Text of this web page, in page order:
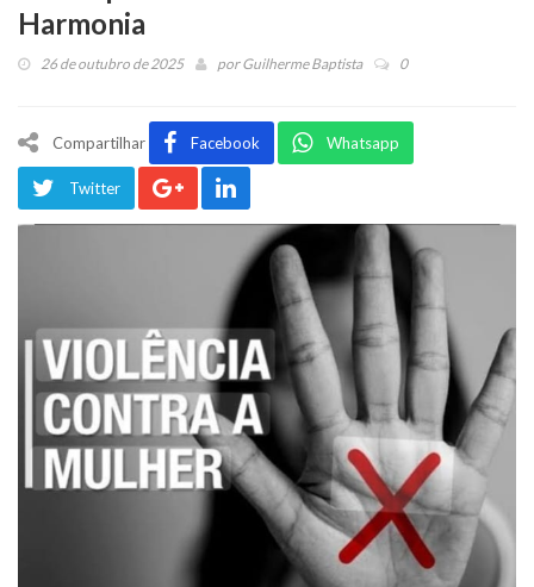
Harmonia
26 de outubro de 2025 porGuilherme Baptista 0
Compartilhar Facebook Whatsapp
Twitter